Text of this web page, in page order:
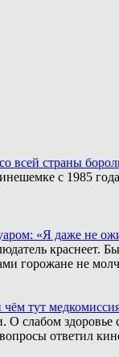
всей страны
с 1985
«Я даже не
краснеет.
горожане не
тут
О слабом
ответил